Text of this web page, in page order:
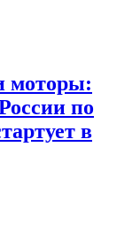
моторы:
по
в